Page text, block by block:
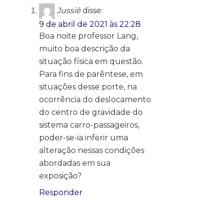
Jussiê disse:
9 de abril de 2021 às 22:28
Boa noite professor Lang,
muito boa descrição da
situação física em questão.
Para fins de parêntese, em
situações desse porte, na
ocorrência do deslocamento
do centro de gravidade do
sistema carro-passageiros,
poder-se-ia inferir uma
alteração nessas condições
abordadas em sua
exposição?
Responder